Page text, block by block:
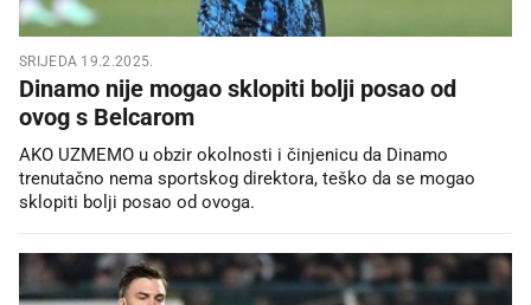
SRIJEDA 19.2.2025.
Dinamo nije mogao sklopiti bolji posao od
ovog s Belcarom
AKO UZMEMO u obzir okolnosti i činjenicu da Dinamo
trenutačno nema sportskog direktora, teško da se mogao
sklopiti bolji posao od ovoga.